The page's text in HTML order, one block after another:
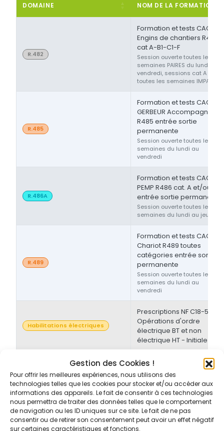
Gestion des Cookies !
Pour offrir les meilleures expériences, nous utilisons des
technologies telles que les cookies pour stocker et/ou accéder aux
informations des appareils. Le fait de consentir à ces technologies
nous permettra de traiter des données telles que le comportement
de navigation ou les ID uniques sur ce site. Le fait de ne pas
consentir ou de retirer son consentement peut avoir un effet négatif
sur certaines caractéristiques et fonctions.
DOMAINE NOM DE LA FORMATION
R.482
Formation et tests CACES®
Engins de chantiers R482
cat A-B1-C1-F
Session ouverte toutes les
semaines PAIRES du lundi au
vendredi, sessions cat A ou F
toutes les semaines IMPAIRES
R.485
Formation et tests CACES®
GERBEUR Accompagnant
R485 entrée sortie
permanente
Session ouverte toutes les
semaines du lundi au
vendredi
R.486A
Formation et tests CACES®
PEMP R486 cat. A et/ou B
entrée sortie permanente
Session ouverte toutes les
semaines du lundi au jeudi
R.489
Formation et tests CACES®
Chariot R489 toutes
catégories entrée sortie
permanente
Session ouverte toutes les
semaines du lundi au
vendredi
Habilitations électriques
Prescriptions NF C18-510 -
Opérations d'ordre
électrique BT et non
électrique HT - Initiale
Habilitations électriques
Prescriptions NF C18-510 -
Opérations d'ordre non-
électrique BT et/ou HT -
Initiale/Recyclage
Prescriptions NF C18-510 -
Opérations d'ordre non-